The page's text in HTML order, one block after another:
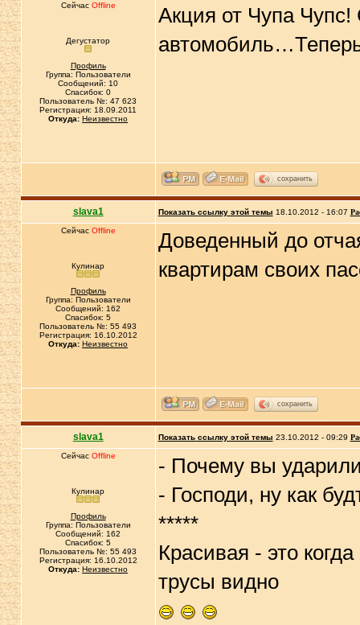
Сейчас Offline
Дегустатор
Профиль
Группа: Пользователи
Сообщений: 10
Спасибок: 0
Пользователь №: 47 623
Регистрация: 18.09.2011
Откуда: Неизвестно
Акция от Чупа
автомобиль…Теперь
сохранить
slava1 Показать ссылку этой темы 18.10.2012 - 16:07
Сейчас Offline
Кулинар
Профиль
Группа: Пользователи
Сообщений: 162
Спасибок: 5
Пользователь №: 55 493
Регистрация: 16.10.2012
Откуда: Неизвестно
Доведенный до
квартирам своих
сохранить
slava1 Показать ссылку этой темы 23.10.2012 - 09:29
Сейчас Offline
Кулинар
Профиль
Группа: Пользователи
Сообщений: 162
Спасибок: 5
Пользователь №: 55 493
Регистрация: 16.10.2012
Откуда: Неизвестно
- Почему вы
- Господи, ну как
*****
Красивая - это
трусы видно